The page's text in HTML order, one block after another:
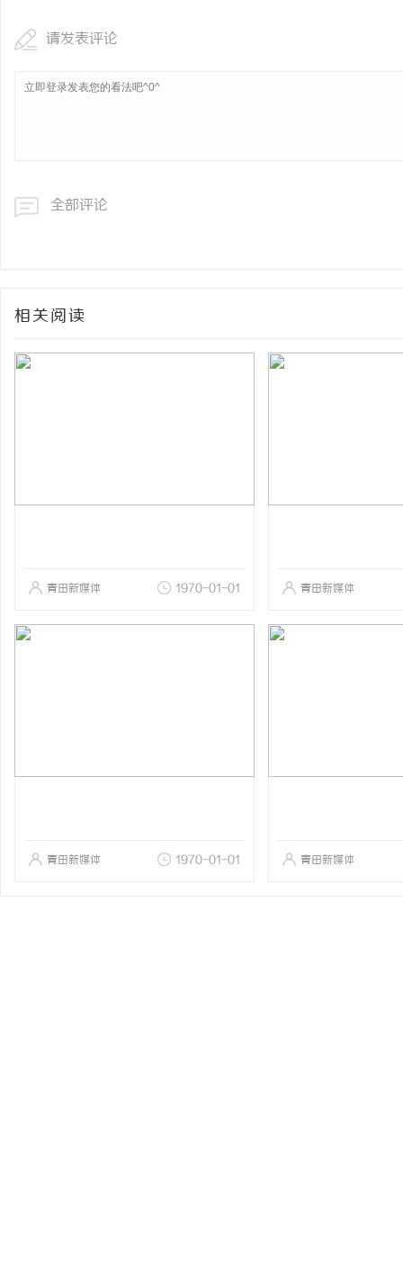
请发表评论
全部评论
相关阅读
青田新媒体 1970-01-01 青田新媒体
青田新媒体 1970-01-01 青田新媒体